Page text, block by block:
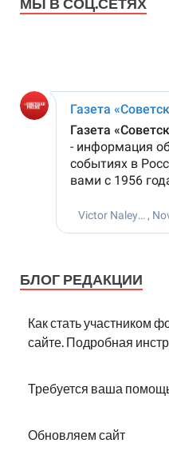
БЛОГ РЕДАКЦИИ
Как стать участником
сайте. Подробная
Требуется ваша
Обновляем сайт